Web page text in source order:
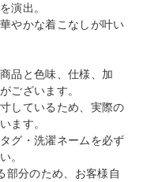
演出。
やかな着こなしが叶い
品と色味、仕様、加
ございます。
しているため、実際の
ます。
グ・洗濯ネームを必ず
。
分のため、お客様自